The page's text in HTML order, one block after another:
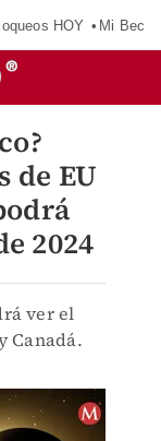
HOY Mi Beca
de EU
2024
ver el
Canadá.